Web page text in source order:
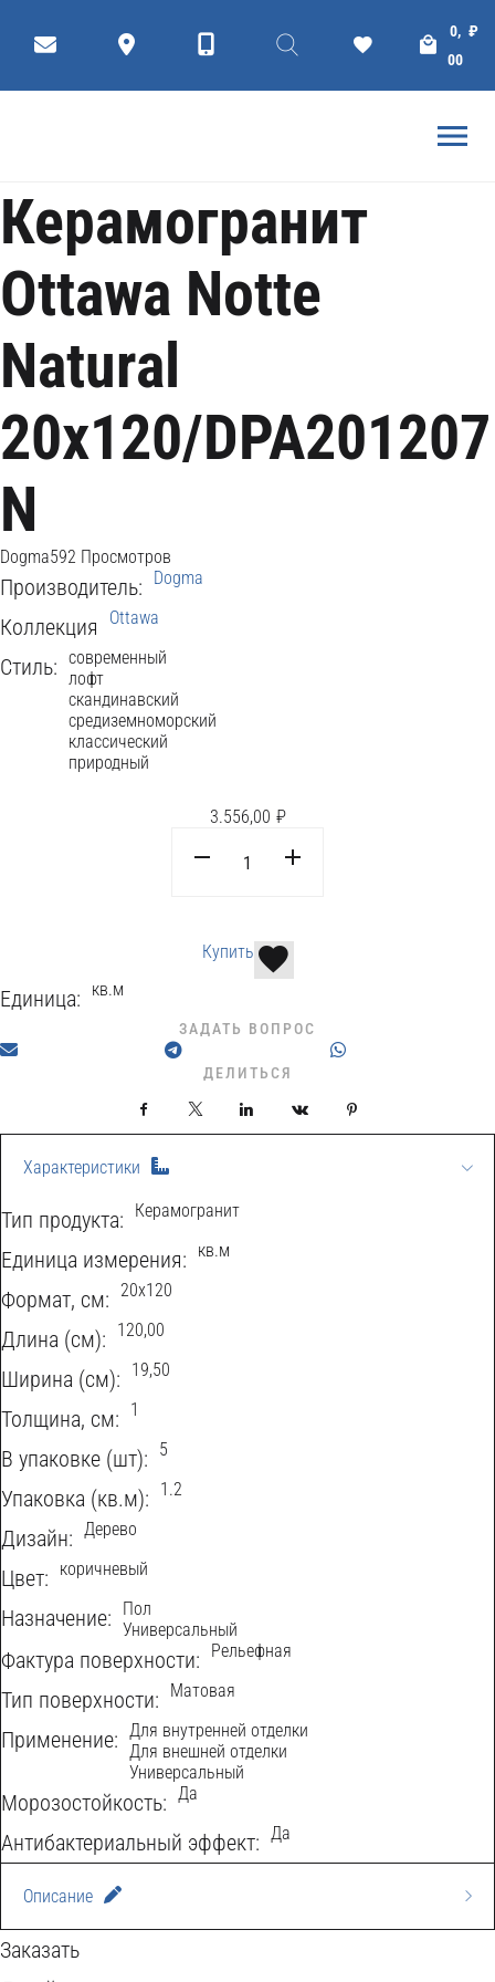
₽
0,
00
ГЛАВНАЯ DOGMA КЕРАМОГРАНИТ
Характеристики
Тип продукта: Керамогранит
Eдиница измерения: кв.м
Формат, см: 20х120
Длина (см): 120,00
Ширина (см): 19,50
Толщина, см: 1
В упаковке (шт): 5
Упаковка (кв.м): 1.2
Дизайн: Дерево
Цвет: коричневый
Назначение:
Пол
Универсальный
Фактура поверхности: Рельефная
Тип поверхности: Матовая
Применение:
Для внутренней отделки
Для внешней отделки
Универсальный
Морозостойкость: Да
Антибактериальный эффект: Да
Описание
Матовый рельефный керамогранит Ottawa Notte
Заказать
Керамогранит
Ottawa Notte
Natural
20x120/DPA201207
N
Dogma592 Просмотров
Производитель: Dogma
Коллекция Ottawa
Стиль: современный
лофт
скандинавский
средиземноморский
классический
природный
₽
3.556,00
Купить
Единица: кв.м
ЗАДАТЬ ВОПРОС
ДЕЛИТЬСЯ
Facebook LinkedIn VKontakte
C
I
T
H
W
O
O
D